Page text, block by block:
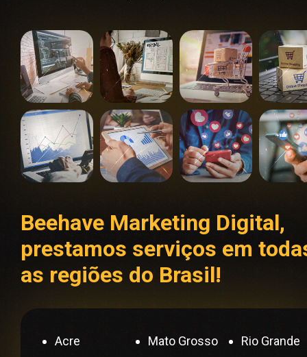
Beehave Marketing Digital,
prestamos serviços em
as regiões do Brasil!
Acre
Mato Grosso
Rio Grande